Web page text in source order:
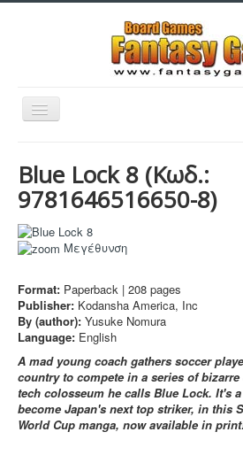
Εναλλαγή
πλοήγησης
Filaments
3D Εκτυπώσεις
Manga - Anime
Sleeves
Accessories
Funko POP
Blue Lock 8 (Κωδ.:
9781646516650-8)
Μεγέθυνση
Format: Paperback | 208 pages
Publisher: Kodansha America, Inc
By (author): Yusuke Nomura
Language: English
A mad young coach gathers soccer
country to compete in a series of
tech colosseum he calls Blue Lock. It's
become Japan's next top striker, in this
World Cup manga, now available in